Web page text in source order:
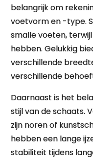
belangrijk om
voetvorm en -type.
smalle voeten,
hebben. Gelukkig
verschillende
verschillende
Daarnaast is het
stijl van de schaats.
zijn noren of
hebben een lange
stabiliteit tijdens